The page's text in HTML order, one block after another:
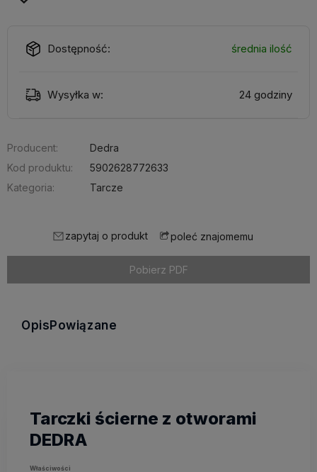
Dostępność: średnia ilość
Wysyłka w: 24 godziny
Producent:
Dedra
Kod produktu:
5902628772633
Kategoria:
Tarcze
zapytaj o produkt poleć znajomemu
Pobierz PDF
Opis Powiązane
Tarczki ścierne z otworami
DEDRA
Właściwości